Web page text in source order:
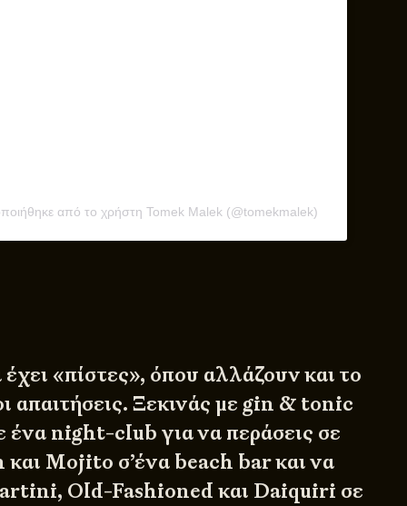
από το χρήστη Tomek Malek (@tomekmalek)
«πίστες», όπου αλλάζουν και το
απαιτήσεις. Ξεκινάς με gin & tonic
ένα night-club για να περάσεις σε
Mojito σ’ένα beach bar και να
Old-Fashioned και Daiquiri σε